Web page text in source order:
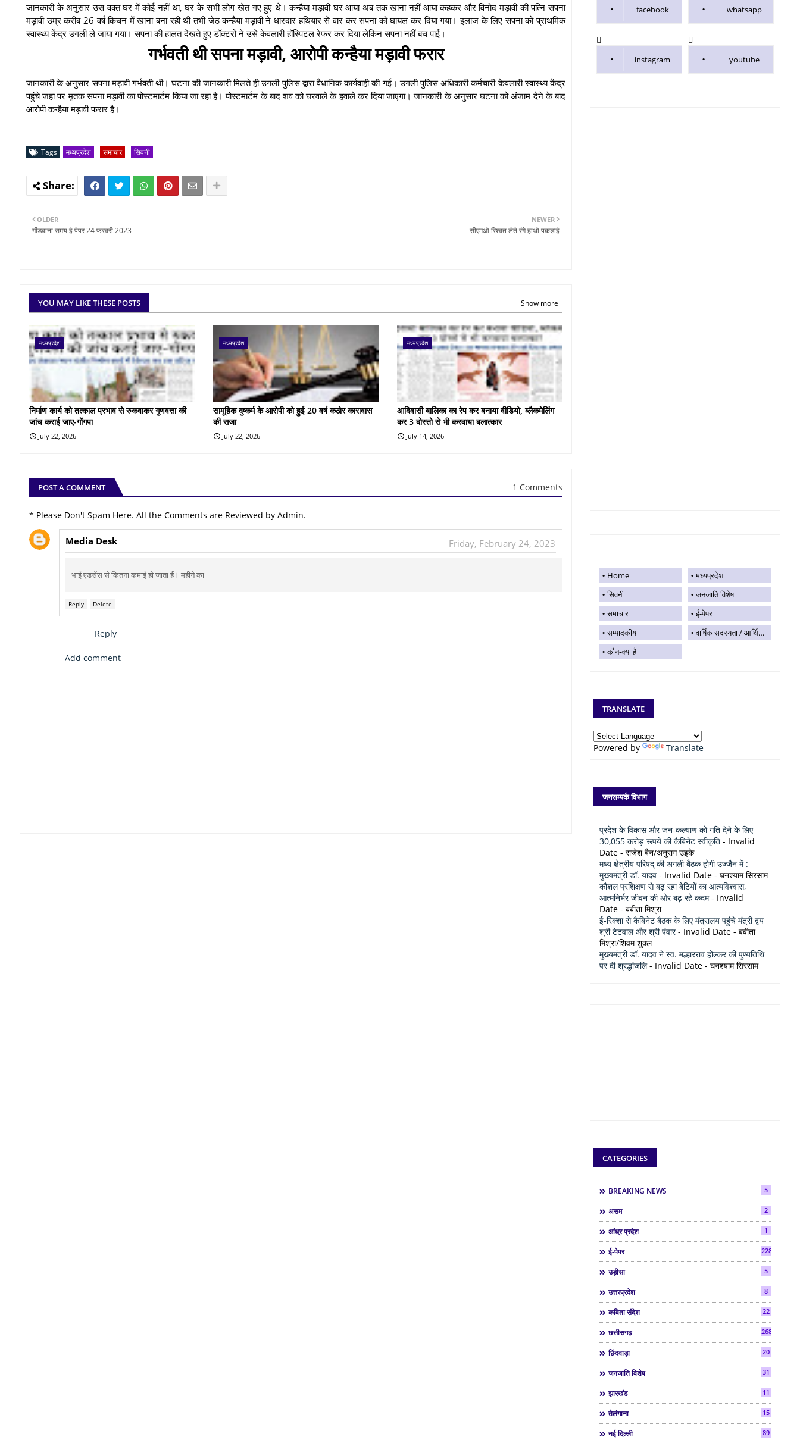
जानकारी के अनुसार उस वक्त घर में कोई नहीं था, घर के सभी लोग खेत गए हुए थे। कन्हैया मड़ावी घर आया अब तक खाना नहीं आया कहकर और विनोद मड़ावी की पत्नि सपना
मड़ावी उम्र करीब 26 वर्ष किचन में खाना बना रही थी तभी जेठ कन्हैया मड़ावी ने धारदार हथियार से वार कर सपना को घायल कर दिया गया। इलाज के लिए सपना को प्राथमिक
स्वास्थ्य केंद्र उगली ले जाया गया। सपना की हालत देखते हुए डॉक्टरों ने उसे केवलारी हॉस्पिटल रेफर कर दिया लेकिन सपना नहीं बच पाई।
गर्भवती थी सपना मड़ावी, आरोपी कन्हैया मड़ावी फरार
जानकारी के अनुसार सपना मड़ावी गर्भवती थी। घटना की जानकारी मिलते ही उगली पुलिस द्वारा वैधानिक कार्यवाही की गई। उगली पुलिस अधिकारी कर्मचारी केवलारी स्वास्थ्य केंद्र
पहुंचे जहा पर मृतक सपना मड़ावी का पोस्टमार्टम किया जा रहा है। पोस्टमार्टम के बाद शव को घरवाले के हवाले कर दिया जाएगा। जानकारी के अनुसार घटना को अंजाम देने के बाद
आरोपी कन्हैया मड़ावी फरार है।
Tags मध्यप्रदेश समाचार सिवनी
NEWER
सीएमओ रिश्वत लेते रंगे हाथो पकड़ाई
OLDER
गोंडवाना समय ई पेपर 24 फरवरी 2023
YOU MAY LIKE THESE POSTS Show more
मध्यप्रदेश
निर्माण कार्य को तत्काल प्रभाव से रुकवाकर गुणवत्ता की
जांच कराई जाए-गोंगपा
July 22, 2026
मध्यप्रदेश
सामूहिक दुष्कर्म के आरोपी को हुई 20 वर्ष कठोर कारावास
की सजा
July 22, 2026
मध्यप्रदेश
आदिवासी बालिका का रेप कर बनाया वीडियो, ब्लैकमेलिंग
कर 3 दोस्तो से भी करवाया बलात्कार
July 14, 2026
POST A COMMENT 1 Comments
* Please Don't Spam Here. All the Comments are Reviewed by Admin.
Media Desk Friday, February 24, 2023
भाई एडसेंस से कितना कमाई हो जाता हैं। महीने का
Reply Delete
Reply
Add comment
facebook whatsapp
instagram youtube
Home
मध्यप्रदेश
सिवनी
जनजाति विशेष
समाचार
ई-पेपर
सम्पादकीय
वार्षिक सदस्यता / आर्थिक सहयोग
कौन-क्या है
TRANSLATE
Powered by Translate
जनसम्पर्क विभाग
प्रदेश के विकास और जन-कल्याण को गति देने के लिए
30,055 करोड़ रूपये की कैबिनेट स्वीकृति - Invalid
Date - राजेश बैन/अनुराग उइके
मध्य क्षेत्रीय परिषद् की अगली बैठक होगी उज्जैन में :
मुख्यमंत्री डॉ. यादव - Invalid Date - घनश्याम सिरसाम
कौशल प्रशिक्षण से बढ़ रहा बेटियों का आत्मविश्वास,
आत्मनिर्भर जीवन की ओर बढ़ रहे कदम- Invalid
Date - बबीता मिश्रा
ई-रिक्शा से कैबिनेट बैठक के लिए मंत्रालय पहुंचे मंत्री द्वय
श्री टेटवाल और श्री पंवार- Invalid Date - बबीता
मिश्रा/शिवम शुक्ल
मुख्यमंत्री डॉ. यादव ने स्व. मल्हारराव होल्कर की पुण्यतिथि
पर दी श्रद्धांजलि- Invalid Date - घनश्याम सिरसाम
CATEGORIES
BREAKING NEWS 5
असम 2
आंध्र प्रदेश 1
ई-पेपर 2286
उड़ीसा 5
उत्तरप्रदेश 8
कविता संदेश 22
छत्तीसगढ़ 268
छिंदवाड़ा 20
जनजाति विशेष 31
झारखंड 11
तेलंगाना 15
नई दिल्ली 89